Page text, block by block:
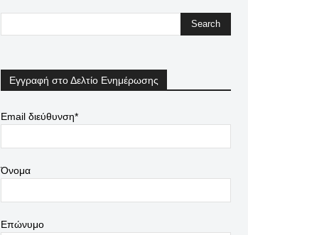
Εγγραφή στο Δελτίο Ενημέρωσης
Email διεύθυνση*
Όνομα
Επώνυμο